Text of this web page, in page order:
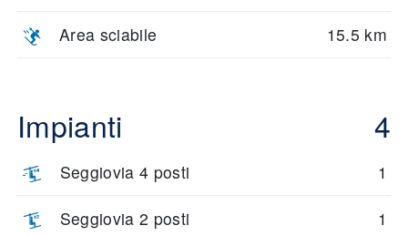
Area sciabile 15.5 km
Impianti 4
Seggiovia 4 posti 1
Seggiovia 2 posti 1